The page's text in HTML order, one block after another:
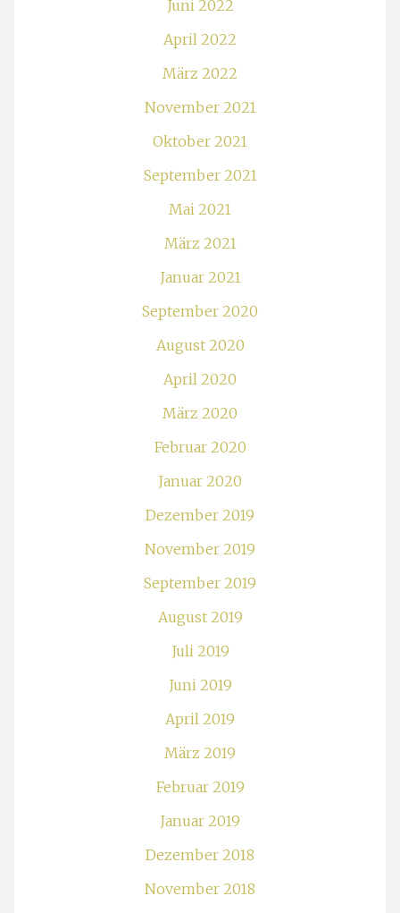
Juni 2022
April 2022
März 2022
November 2021
Oktober 2021
September 2021
Mai 2021
März 2021
Januar 2021
September 2020
August 2020
April 2020
März 2020
Februar 2020
Januar 2020
Dezember 2019
November 2019
September 2019
August 2019
Juli 2019
Juni 2019
April 2019
März 2019
Februar 2019
Januar 2019
Dezember 2018
November 2018